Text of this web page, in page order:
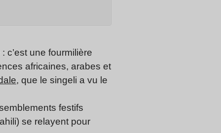
c’est une fourmilière
africaines, arabes et
, que le singeli a vu le
festifs
se relayent pour